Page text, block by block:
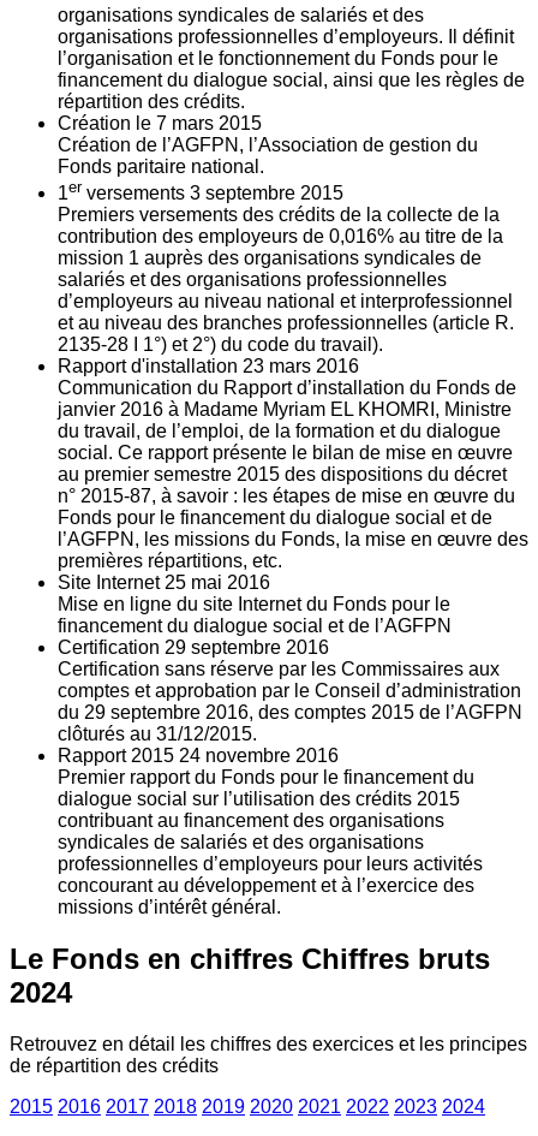
organisations syndicales de salariés et des
organisations professionnelles d’employeurs. Il définit
l’organisation et le fonctionnement du Fonds pour le
financement du dialogue social, ainsi que les règles de
répartition des crédits.
Création le 7 mars 2015
Création de l’AGFPN, l’Association de gestion du
Fonds paritaire national.
1er versements 3 septembre 2015
Premiers versements des crédits de la collecte de la
contribution des employeurs de 0,016% au titre de la
mission 1 auprès des organisations syndicales de
salariés et des organisations professionnelles
d’employeurs au niveau national et interprofessionnel
et au niveau des branches professionnelles (article R.
2135‐28 I 1°) et 2°) du code du travail).
Rapport d'installation 23 mars 2016
Communication du Rapport d’installation du Fonds de
janvier 2016 à Madame Myriam EL KHOMRI, Ministre
du travail, de l’emploi, de la formation et du dialogue
social. Ce rapport présente le bilan de mise en œuvre
au premier semestre 2015 des dispositions du décret
n° 2015-87, à savoir : les étapes de mise en œuvre du
Fonds pour le financement du dialogue social et de
l’AGFPN, les missions du Fonds, la mise en œuvre des
premières répartitions, etc.
Site Internet 25 mai 2016
Mise en ligne du site Internet du Fonds pour le
financement du dialogue social et de l’AGFPN
Certification 29 septembre 2016
Certification sans réserve par les Commissaires aux
comptes et approbation par le Conseil d’administration
du 29 septembre 2016, des comptes 2015 de l’AGFPN
clôturés au 31/12/2015.
Rapport 2015 24 novembre 2016
Premier rapport du Fonds pour le financement du
dialogue social sur l’utilisation des crédits 2015
contribuant au financement des organisations
syndicales de salariés et des organisations
professionnelles d’employeurs pour leurs activités
concourant au développement et à l’exercice des
missions d’intérêt général.
Le Fonds en chiffres Chiffres bruts
2024
Retrouvez en détail les chiffres des exercices et les principes
de répartition des crédits
2015 2016 2017 2018 2019 2020 2021 2022 2023 2024